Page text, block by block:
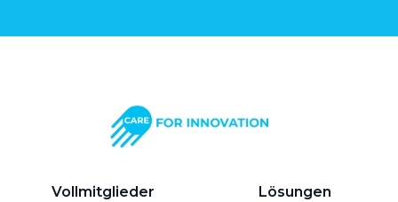
Vollmitglieder Lösungen